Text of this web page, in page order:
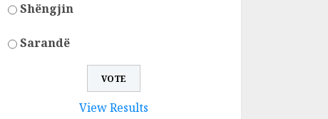
Shëngjin
Sarandë
View Results